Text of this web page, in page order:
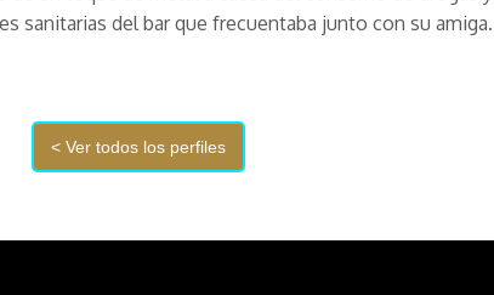
sanitarias del bar que frecuentaba junto con su amiga.